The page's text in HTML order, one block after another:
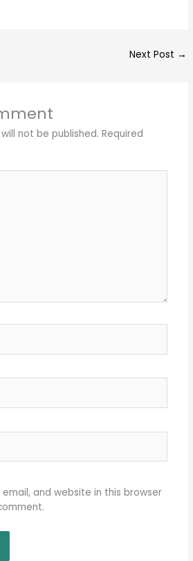
Next Post →
not be published. Required
email, and website in this browser